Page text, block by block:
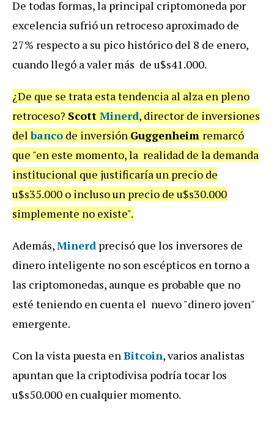
De todas formas, la principal criptomoneda por
excelencia sufrió un retroceso aproximado de
27% respecto a su pico histórico del 8 de enero,
cuando llegó a valer más de u$s41.000.
¿De que se trata esta tendencia al alza en pleno
retroceso? Scott Minerd, director de inversiones
delbanco de inversión Guggenheim remarcó
que "en este momento, la realidad de la demanda
institucional que justificaría un precio de
u$s35.000 o incluso un precio de u$s30.000
simplemente no existe".
Además,Minerd precisó que los inversores de
dinero inteligente no son escépticos en torno a
las criptomonedas, aunque es probable que no
esté teniendo en cuenta el nuevo "dinero joven"
emergente.
Con la vista puesta en Bitcoin, varios analistas
apuntan que la criptodivisa podría tocar los
u$s50.000 en cualquier momento.